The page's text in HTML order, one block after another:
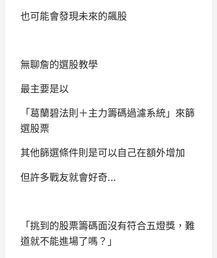
也可能會發現未來的飆股
無聊詹的選股教學
最主要是以
「葛蘭碧法則＋主力籌碼過濾系統」來篩
選股票
其他篩選條件則是可以自己在額外增加
但許多戰友就會好奇...
「挑到的股票籌碼面沒有符合五燈獎，難
道就不能進場了嗎？」